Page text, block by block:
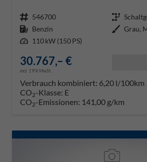
Fahrzeugnr. 546700 Getriebe
Kraftstoff Benzin Außenfarbe
Leistung 110 kW (150 PS)
30.767,– €
incl. 19% MwSt.
Verbrauch kombiniert: 6,20 l/100km
CO2-Klasse: E
CO2-Emissionen: 141,00 g/km